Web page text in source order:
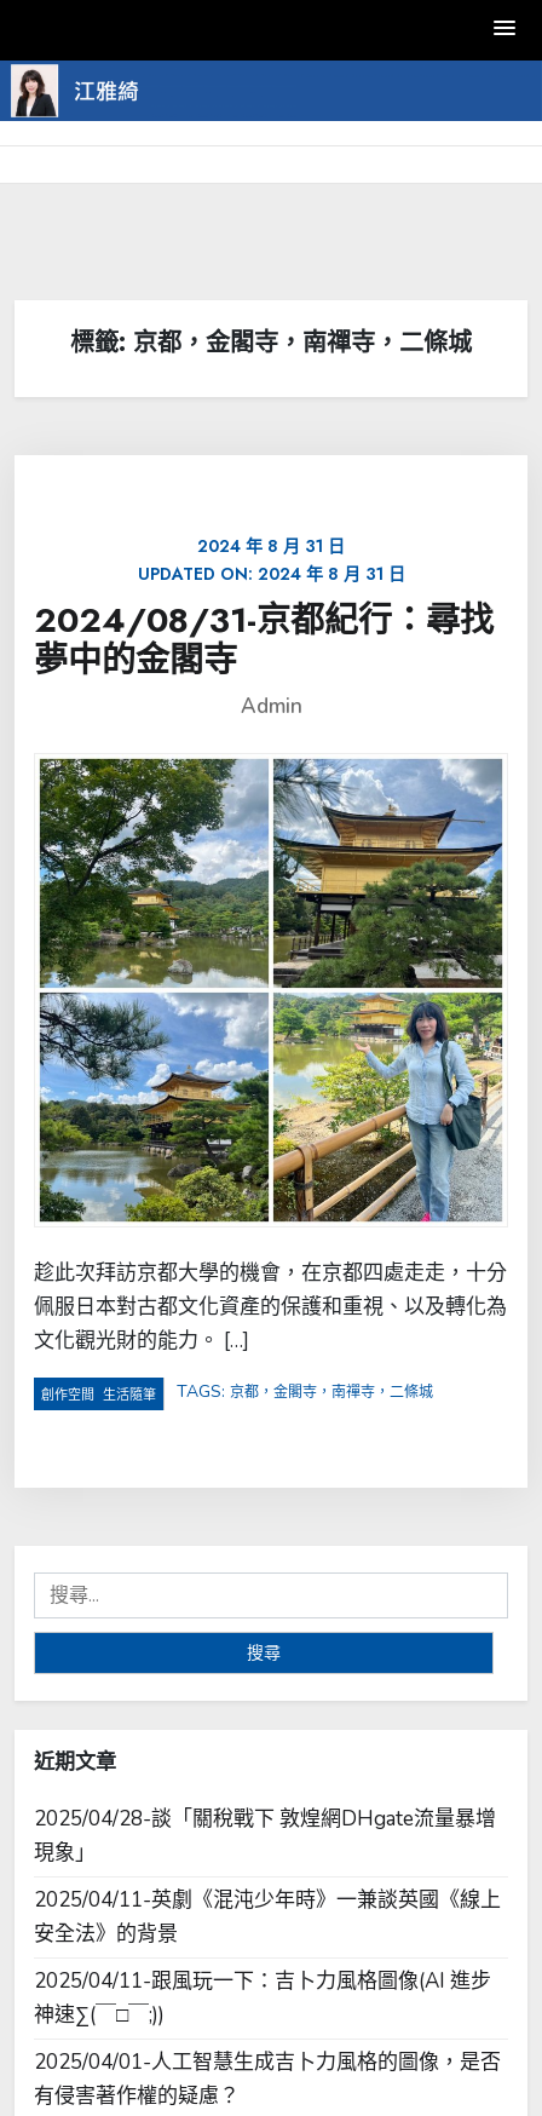
Skip
to
content
標籤: 京都，金閣寺，南禪寺，二條城
2024 年 8 月 31 日
UPDATED ON: 2024 年 8 月 31 日
2024/08/31-京都紀行：尋找
夢中的金閣寺
Admin
趁此次拜訪京都大學的機會，在京都四處走走，十分
佩服日本對古都文化資產的保護和重視、以及轉化為
文化觀光財的能力。 […]
創作空間 生活隨筆 TAGS: 京都，金閣寺，南禪寺，二條城
搜
尋
近期文章
2025/04/28-談「關稅戰下 敦煌網DHgate流量暴增
現象」
2025/04/11-英劇《混沌少年時》一兼談英國《線上
安全法》的背景
2025/04/11-跟風玩一下：吉卜力風格圖像(AI 進步
神速∑(￣□￣;))
2025/04/01-人工智慧生成吉卜力風格的圖像，是否
有侵害著作權的疑慮？